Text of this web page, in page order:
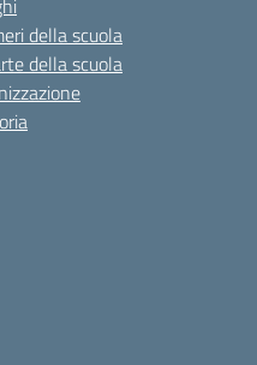
della scuola
della scuola